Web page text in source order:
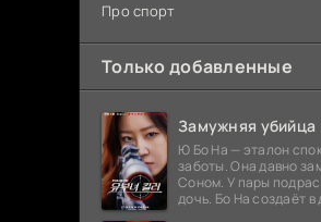
Про спорт
Только добавленные
Замужняя убийца
Ю Бо На — эталон
заботы. Она давно
Соном. У пары
дочь. Бо На создаёт в